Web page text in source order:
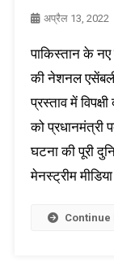
अप्रैल 13, 2022
पाकिस्तान के
की नेशनल
प्रस्ताव में
को प्रधानमंत्री
घटना की पूरी
मेनस्ट्रीम
Continue